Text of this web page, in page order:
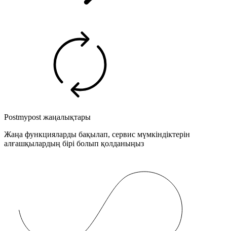
Postmypost жаңалықтары
Жаңа функцияларды бақылап, сервис мүмкіндіктерін
алғашқылардың бірі болып қолданыңыз